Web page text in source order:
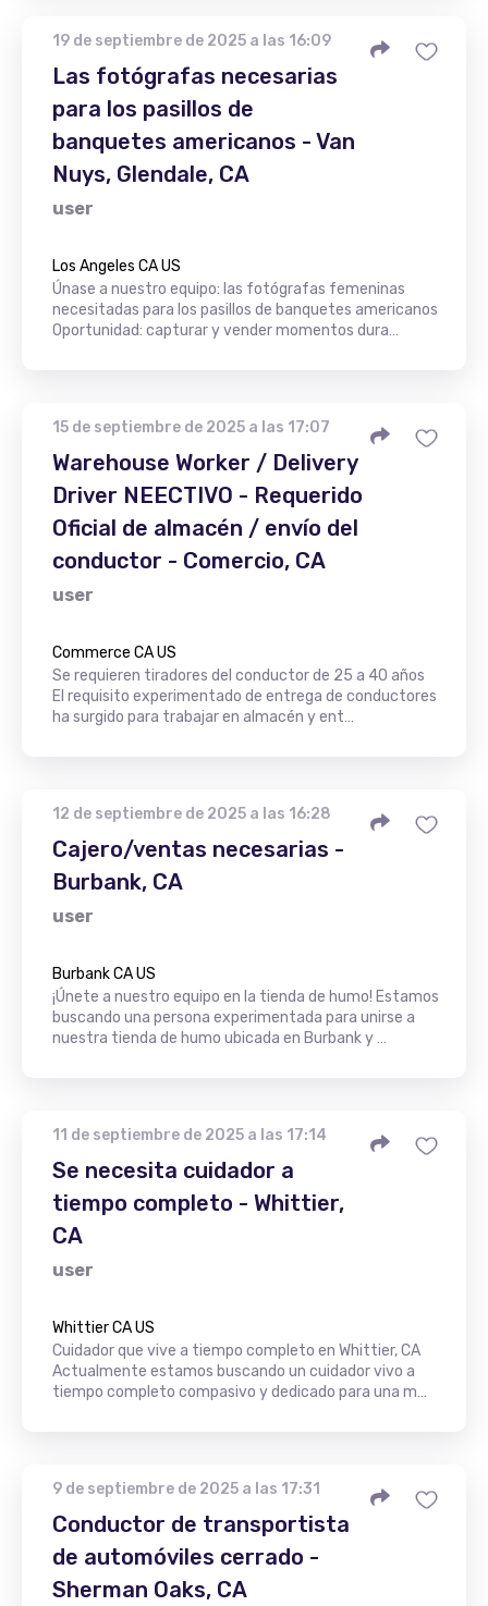
19 de septiembre de 2025 a las 16:09
Las fotógrafas necesarias
para los pasillos de
banquetes americanos - Van
Nuys, Glendale, CA
user
Los Angeles CA US
Únase a nuestro equipo: las fotógrafas femeninas
necesitadas para los pasillos de banquetes americanos
Oportunidad: capturar y vender momentos dura…
15 de septiembre de 2025 a las 17:07
Warehouse Worker / Delivery
Driver NEECTIVO - Requerido
Oficial de almacén / envío del
conductor - Comercio, CA
user
Commerce CA US
Se requieren tiradores del conductor de 25 a 40 años
El requisito experimentado de entrega de conductores
ha surgido para trabajar en almacén y ent…
12 de septiembre de 2025 a las 16:28
Cajero/ventas necesarias -
Burbank, CA
user
Burbank CA US
¡Únete a nuestro equipo en la tienda de humo! Estamos
buscando una persona experimentada para unirse a
nuestra tienda de humo ubicada en Burbank y …
11 de septiembre de 2025 a las 17:14
Se necesita cuidador a
tiempo completo - Whittier,
CA
user
Whittier CA US
Cuidador que vive a tiempo completo en Whittier, CA
Actualmente estamos buscando un cuidador vivo a
tiempo completo compasivo y dedicado para una m…
9 de septiembre de 2025 a las 17:31
Conductor de transportista
de automóviles cerrado -
Sherman Oaks, CA